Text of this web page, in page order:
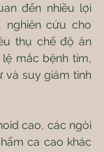
đến nhiều lợi
nghiên cứu cho
thụ chế độ ăn
mắc bệnh tim,
và suy giảm tinh
cao, các ngòi
ca cao khác